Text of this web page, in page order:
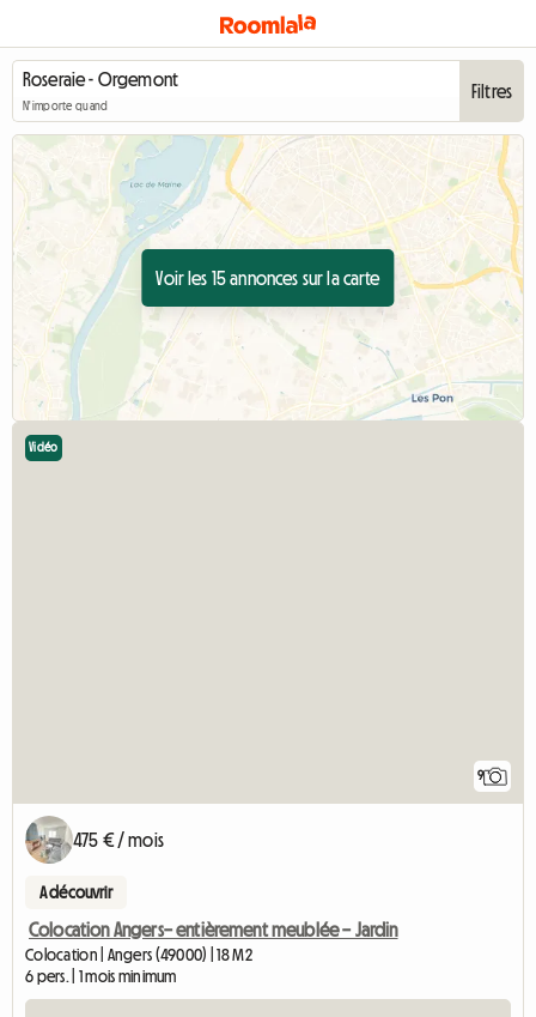
N'importe quand
Filtres
Voir les 15 annonces sur la carte
9
Vidéo
475 € / mois
A découvrir
Colocation Angers– entièrement meublée – Jardin
Colocation | Angers (49000) | 18 M2
6 pers. | 1 mois minimum